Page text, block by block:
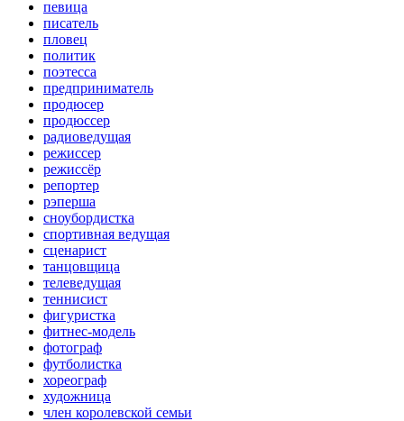
певица
писатель
пловец
политик
поэтесса
предприниматель
продюсер
продюссер
радиоведущая
режиссер
режиссёр
репортер
рэперша
сноубордистка
спортивная ведущая
сценарист
танцовщица
телеведущая
теннисист
фигуристка
фитнес-модель
фотограф
футболистка
хореограф
художница
член королевской семьи